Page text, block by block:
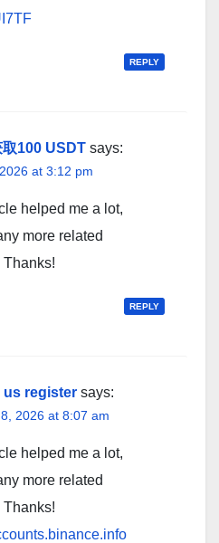
REPLY
100 USDT says:
at 3:12 pm
helped me a lot,
more related
Thanks!
REPLY
us register says:
2026 at 8:07 am
helped me a lot,
more related
Thanks!